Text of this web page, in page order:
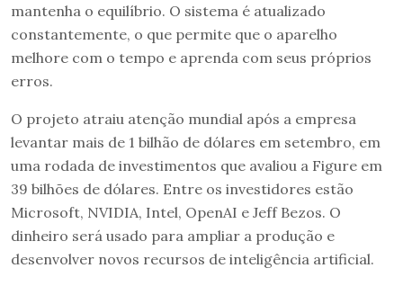
mantenha o equilíbrio. O sistema é atualizado
constantemente, o que permite que o aparelho
melhore com o tempo e aprenda com seus próprios
erros.
O projeto atraiu atenção mundial após a empresa
levantar mais de 1 bilhão de dólares em setembro, em
uma rodada de investimentos que avaliou a Figure em
39 bilhões de dólares. Entre os investidores estão
Microsoft, NVIDIA, Intel, OpenAI e Jeff Bezos. O
dinheiro será usado para ampliar a produção e
desenvolver novos recursos de inteligência artificial.